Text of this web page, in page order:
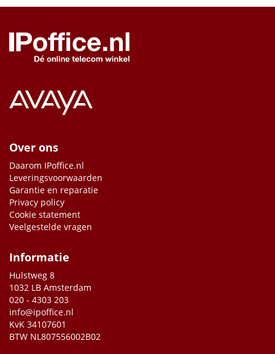
Over ons
Daarom IPoffice.nl
Leveringsvoorwaarden
Garantie en reparatie
Privacy policy
Cookie statement
Veelgestelde vragen
Informatie
Hulstweg 8
1032 LB Amsterdam
020 - 4303 203
info@ipoffice.nl
KvK 34107601
BTW NL807556002B02